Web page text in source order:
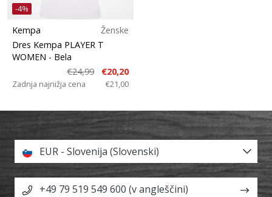
-4%
Kempa
Ženske
Dres Kempa PLAYER T
WOMEN - Bela
€24,99
€20,20
Zadnja najnižja cena €21,00
EUR - Slovenija (Slovenski)
+49 79 519 549 600 (v angleščini)